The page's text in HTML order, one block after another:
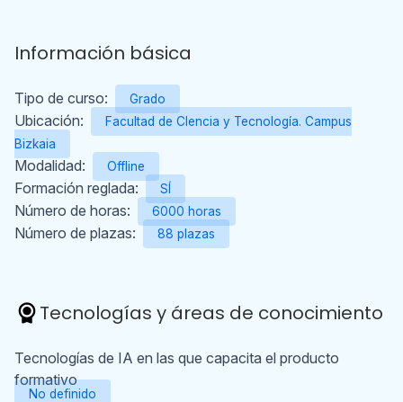
Información básica
Tipo de curso: Grado
Ubicación:
Facultad de CIencia y Tecnología. Campus
Bizkaia
Modalidad: Offline
Formación reglada: SÍ
Número de horas: 6000 horas
Número de plazas: 88 plazas
Tecnologías y áreas de conocimiento
Tecnologías de IA en las que capacita el producto
formativo
No definido